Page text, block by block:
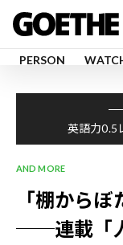
PERSON
英語力0.5
AND MORE
「棚から
──連載「